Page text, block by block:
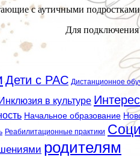
с аутичными
Для
Дети с РАС Дистанционное
в культуре
Начальное образование
Реабилитационные практики
родителям